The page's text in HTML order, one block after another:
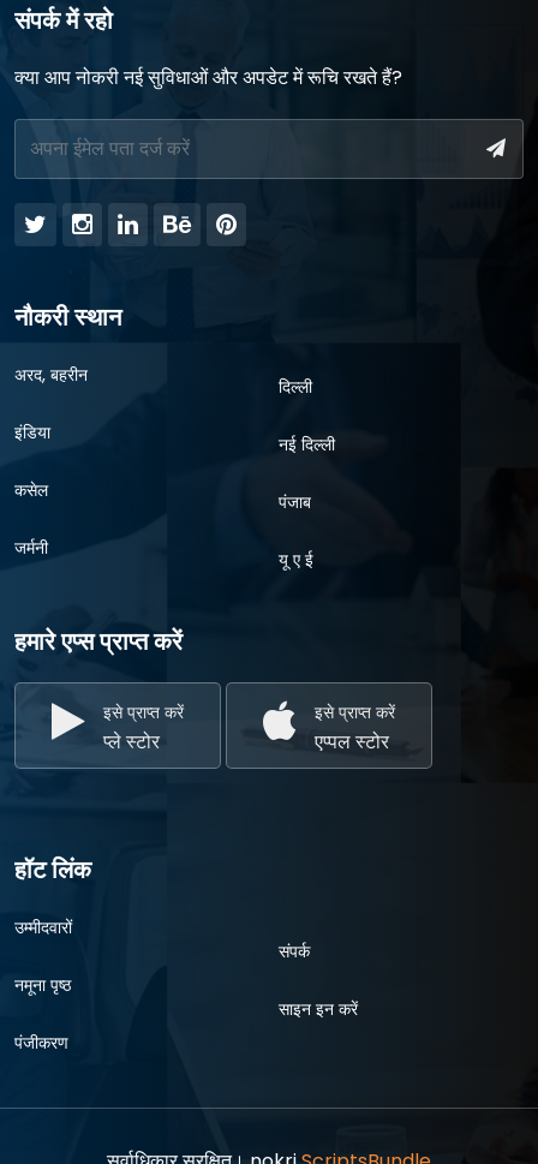
संपर्क में रहो
क्या आप नोकरी नई सुविधाओं और अपडेट में रूचि रखते हैं?
नौकरी स्थान
अरद, बहरीन
इंडिया
कसेल
जर्मनी
दिल्ली
नई दिल्ली
पंजाब
यू ए ई
हमारे एप्स प्राप्त करें
इसे प्राप्त करें
प्ले स्टोर
इसे प्राप्त करें
एप्पल स्टोर
हॉट लिंक
उम्मीदवारों
नमूना पृष्ठ
पंजीकरण
संपर्क
साइन इन करें